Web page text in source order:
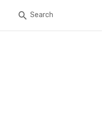
Search